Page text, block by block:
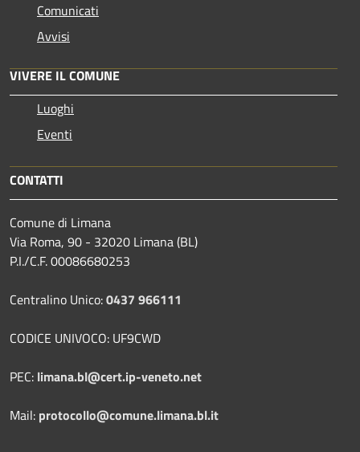
Comunicati
Avvisi
VIVERE IL COMUNE
Luoghi
Eventi
CONTATTI
Comune di Limana
Via Roma, 90 - 32020 Limana (BL)
P.I./C.F. 00086680253
Centralino Unico:0437 966111
CODICE UNIVOCO: UF9CWD
PEC: limana.bl@cert.ip-veneto.net
Mail: protocollo@comune.limana.bl.it